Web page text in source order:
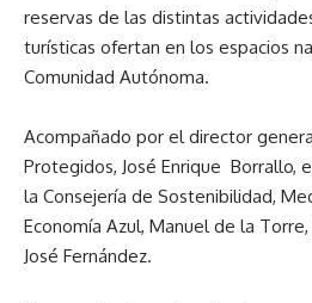
reservas de las distintas
turísticas ofertan en los espacios
Comunidad Autónoma.
Acompañado por el director
Protegidos, José Enrique Borrallo,
la Consejería de Sostenibilidad,
Economía Azul, Manuel de la
José Fernández.